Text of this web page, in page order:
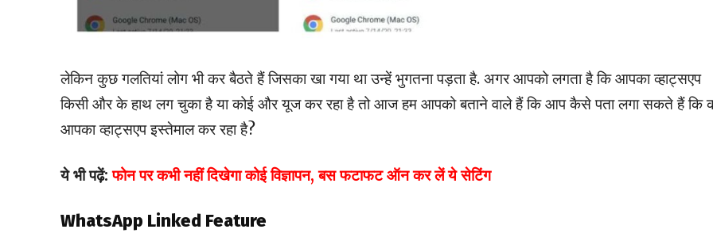
लेकिन कुछ गलतियां लोग भी कर बैठते हैं जिसका खा गया था उन्हें भुगतना पड़ता है. अगर आपको लगता है कि आपका व्हाट्सएप
किसी और के हाथ लग चुका है या कोई और यूज कर रहा है तो आज हम आपको बताने वाले हैं कि आप कैसे पता लगा सकते हैं कि
आपका व्हाट्सएप इस्तेमाल कर रहा है?
ये भी पढ़ें: फोन पर कभी नहीं दिखेगा कोई विज्ञापन, बस फटाफट ऑन कर लें ये सेटिंग
WhatsApp Linked Feature